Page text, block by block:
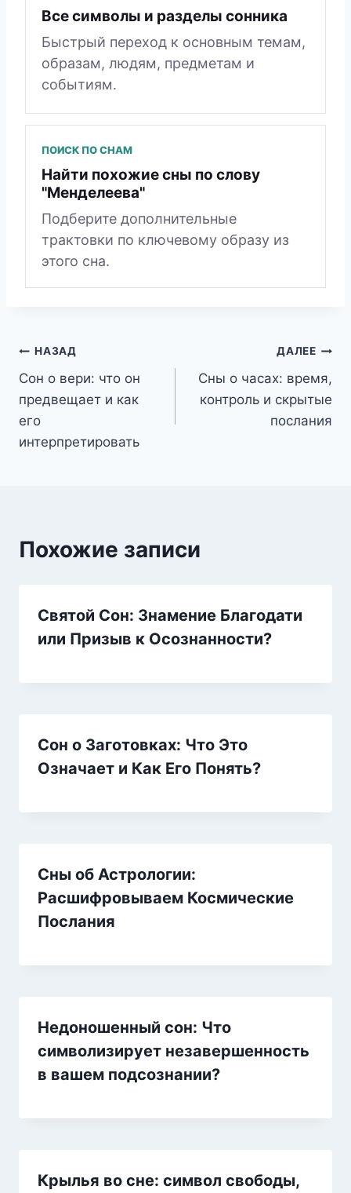
Все символы и разделы сонника
Быстрый переход к основным темам,
образам, людям, предметам и
событиям.
ПОИСК ПО СНАМ
Найти похожие сны по слову
"Менделеева"
Подберите дополнительные
трактовки по ключевому образу из
этого сна.
Навигация
по
записям
НАЗАД
Сон о вери: что он
предвещает и как
его
интерпретировать
ДАЛЕЕ
Сны о часах: время,
контроль и скрытые
послания
Похожие записи
Святой Сон: Знамение Благодати
или Призыв к Осознанности?
Сон о Заготовках: Что Это
Означает и Как Его Понять?
Сны об Астрологии:
Расшифровываем Космические
Послания
Недоношенный сон: Что
символизирует незавершенность
в вашем подсознании?
Крылья во сне: символ свободы,